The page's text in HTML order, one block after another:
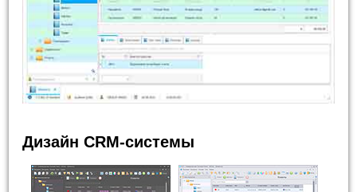
Дизайн CRM-системы